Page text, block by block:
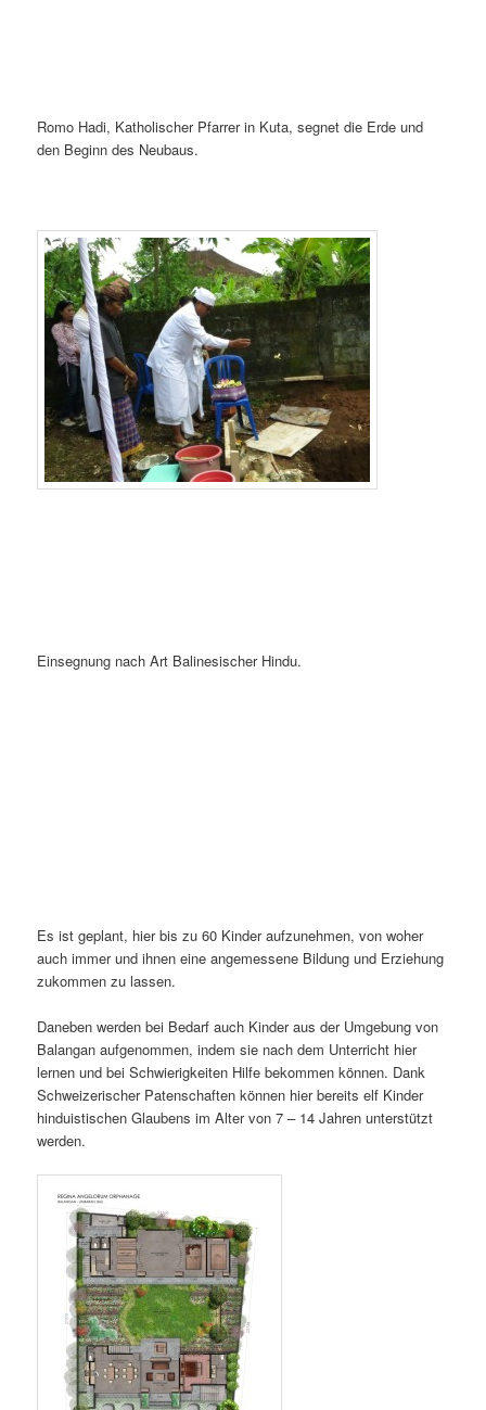
Romo Hadi, Katholischer Pfarrer in Kuta, segnet die Erde und
den Beginn des Neubaus.
Einsegnung nach Art Balinesischer Hindu.
Es ist geplant, hier bis zu 60 Kinder aufzunehmen, von woher
auch immer und ihnen eine angemessene Bildung und Erziehung
zukommen zu lassen.
Daneben werden bei Bedarf auch Kinder aus der Umgebung von
Balangan aufgenommen, indem sie nach dem Unterricht hier
lernen und bei Schwierigkeiten Hilfe bekommen können. Dank
Schweizerischer Patenschaften können hier bereits elf Kinder
hinduistischen Glaubens im Alter von 7 – 14 Jahren unterstützt
werden.